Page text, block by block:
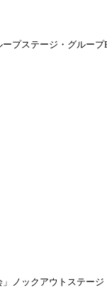
プステージ・グループ
ノックアウトステージ